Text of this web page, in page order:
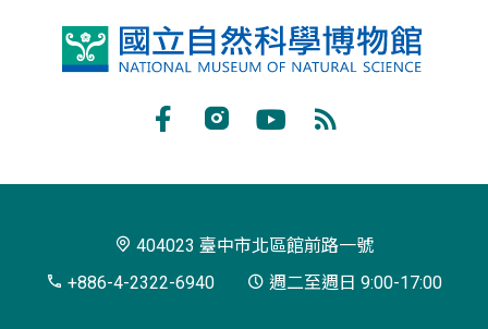
國
博
閱
404023 臺中市北區館前路一號
+886-4-2322-6940
週二至週日 9:00-17:00